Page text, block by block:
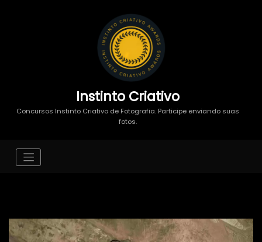
Instinto Criativo
Concursos Instinto Criativo de Fotografia. Participe enviando suas
fotos.